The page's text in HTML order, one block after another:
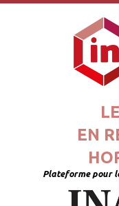
EN
Plateforme pour